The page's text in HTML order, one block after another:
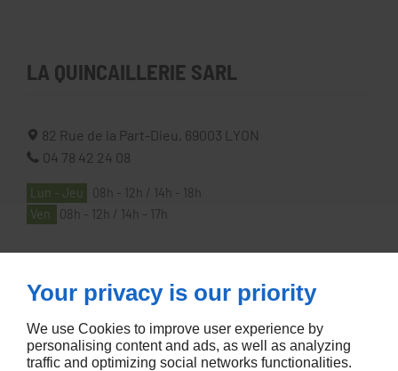
LA QUINCAILLERIE SARL
82 Rue de la Part-Dieu, 69003
LYON
04 78 42 24 08
Lun - Jeu
08h - 12h / 14h - 18h
Ven
08h - 12h / 14h - 17h
Accueil
Contactez-nous
Your privacy is our priority
We use Cookies to improve user experience by
personalising content and ads, as well as analyzing
traffic and optimizing social networks functionalities.